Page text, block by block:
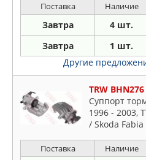
Поставка Наличие
Завтра 4 шт.
Завтра 1 шт.
Другие
TRW BHN276
Суппорт
1996 - 2003,
/ Skoda Fabia
Поставка Наличие